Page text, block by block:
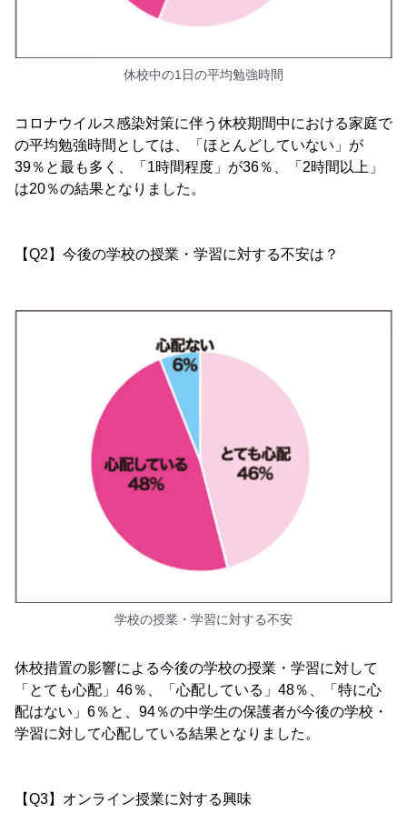
休校中の1日の平均勉強時間
コロナウイルス感染対策に伴う休校期間中における家庭で
の平均勉強時間としては、「ほとんどしていない」が
39％と最も多く、「1時間程度」が36％、「2時間以上」
は20％の結果となりました。
【Q2】今後の学校の授業・学習に対する不安は？
学校の授業・学習に対する不安
休校措置の影響による今後の学校の授業・学習に対して
「とても心配」46％、「心配している」48％、「特に心
配はない」6％と、94％の中学生の保護者が今後の学校・
学習に対して心配している結果となりました。
【Q3】オンライン授業に対する興味